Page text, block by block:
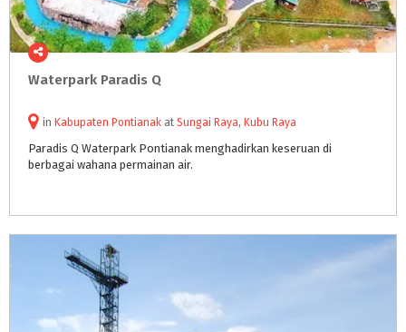
Waterpark Paradis Q
in Kabupaten Pontianak at Sungai Raya, Kubu Raya
Paradis Q Waterpark Pontianak menghadirkan keseruan di
berbagai wahana permainan air.